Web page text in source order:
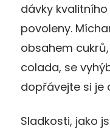
dávky
povoleny.
obsahem
colada, se
dopřávejte si je
Sladkosti, jako